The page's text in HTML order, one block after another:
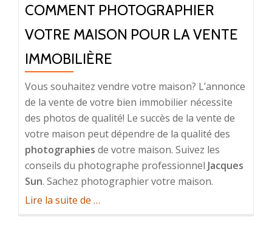
COMMENT PHOTOGRAPHIER
VOTRE MAISON POUR LA VENTE
IMMOBILIÈRE
Vous souhaitez vendre votre maison? L’annonce
de la vente de votre bien immobilier nécessite
des photos de qualité! Le succès de la vente de
votre maison peut dépendre de la qualité des
photographies de votre maison. Suivez les
conseils du photographe professionnel Jacques
Sun. Sachez photographier votre maison.
Lire la suite de à
…